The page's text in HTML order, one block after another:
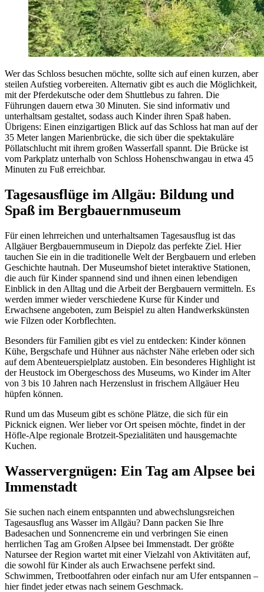
Wer das Schloss besuchen möchte, sollte sich auf einen kurzen, aber
steilen Aufstieg vorbereiten. Alternativ gibt es auch die Möglichkeit,
mit der Pferdekutsche oder dem Shuttlebus zu fahren. Die
Führungen dauern etwa 30 Minuten. Sie sind informativ und
unterhaltsam gestaltet, sodass auch Kinder ihren Spaß haben.
Übrigens: Einen einzigartigen Blick auf das Schloss hat man auf der
35 Meter langen Marienbrücke, die sich über die spektakuläre
Pöllatschlucht mit ihrem großen Wasserfall spannt. Die Brücke ist
vom Parkplatz unterhalb von Schloss Hohenschwangau in etwa 45
Minuten zu Fuß erreichbar.
Tagesausflüge im Allgäu: Bildung und
Spaß im Bergbauernmuseum
Für einen lehrreichen und unterhaltsamen Tagesausflug ist das
Allgäuer Bergbauernmuseum in Diepolz das perfekte Ziel. Hier
tauchen Sie ein in die traditionelle Welt der Bergbauern und erleben
Geschichte hautnah. Der Museumshof bietet interaktive Stationen,
die auch für Kinder spannend sind und ihnen einen lebendigen
Einblick in den Alltag und die Arbeit der Bergbauern vermitteln. Es
werden immer wieder verschiedene Kurse für Kinder und
Erwachsene angeboten, zum Beispiel zu alten Handwerkskünsten
wie Filzen oder Korbflechten.
Besonders für Familien gibt es viel zu entdecken: Kinder können
Kühe, Bergschafe und Hühner aus nächster Nähe erleben oder sich
auf dem Abenteuerspielplatz austoben. Ein besonderes Highlight ist
der Heustock im Obergeschoss des Museums, wo Kinder im Alter
von 3 bis 10 Jahren nach Herzenslust in frischem Allgäuer Heu
hüpfen können.
Rund um das Museum gibt es schöne Plätze, die sich für ein
Picknick eignen. Wer lieber vor Ort speisen möchte, findet in der
Höfle-Alpe regionale Brotzeit-Spezialitäten und hausgemachte
Kuchen.
Wasservergnügen: Ein Tag am Alpsee bei
Immenstadt
Sie suchen nach einem entspannten und abwechslungsreichen
Tagesausflug ans Wasser im Allgäu? Dann packen Sie Ihre
Badesachen und Sonnencreme ein und verbringen Sie einen
herrlichen Tag am Großen Alpsee bei Immenstadt. Der größte
Natursee der Region wartet mit einer Vielzahl von Aktivitäten auf,
die sowohl für Kinder als auch Erwachsene perfekt sind.
Schwimmen, Tretbootfahren oder einfach nur am Ufer entspannen –
hier findet jeder etwas nach seinem Geschmack.